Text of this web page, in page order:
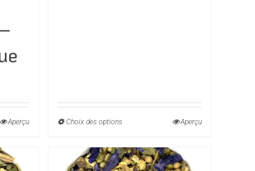
Aperçu Choix des optionsCe
a
Aperçu